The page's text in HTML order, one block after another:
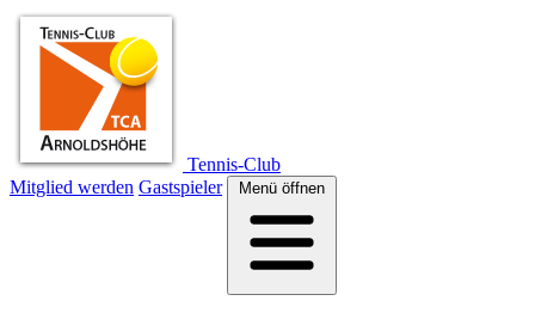
Tennis-Club
Mitglied werden Gastspieler Menü öffnen